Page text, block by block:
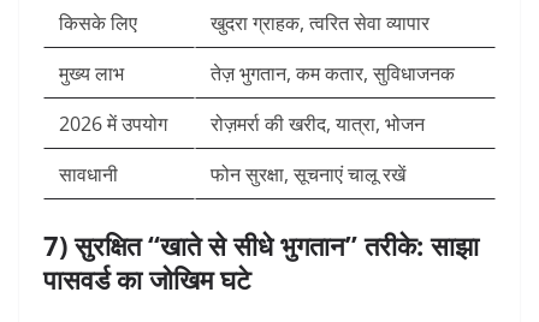
किसके लिए
खुदरा ग्राहक, त्वरित सेवा व्यापार
मुख्य लाभ
तेज़ भुगतान, कम कतार, सुविधाजनक
2026 में उपयोग
रोज़मर्रा की खरीद, यात्रा, भोजन
सावधानी
फोन सुरक्षा, सूचनाएं चालू रखें
7) सुरक्षित “खाते से सीधे भुगतान” तरीके: साझा
पासवर्ड का जोखिम घटे